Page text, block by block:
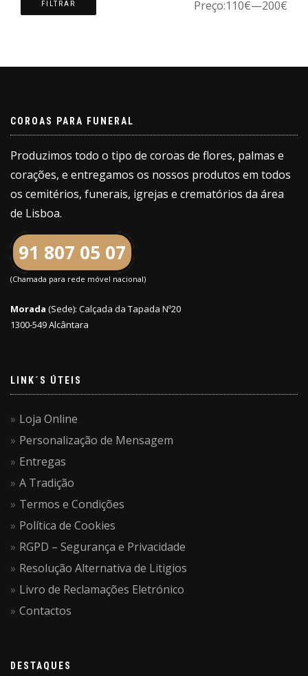
FILTRAR Preço:110€—200€
COROAS PARA FUNERAL
Produzimos todo o tipo de coroas de flores, palmas e
corações, e entregamos os nossos produtos em todos
os cemitérios, funerais, igrejas e crematórios da área
de Lisboa.
91 807 05 07
(Chamada para rede móvel nacional)
Morada (Sede): Calçada da Tapada Nº20
1300-549 Alcântara
LINK´S ÚTEIS
Loja Online
Personalização de Mensagem
Entregas
A Tradição
Termos e Condições
Política de Cookies
RGPD – Segurança e Privacidade
Resolução Alternativa de Litigios
Livro de Reclamações Eletrónico
Contactos
DESTAQUES